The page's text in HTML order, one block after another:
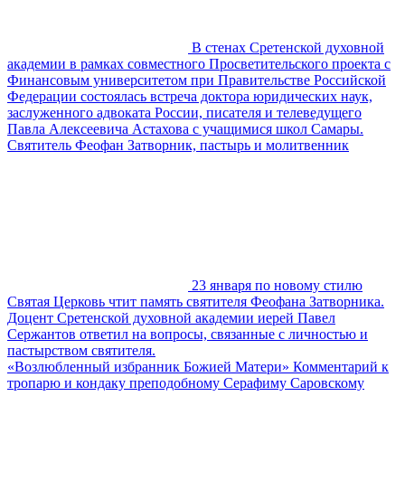
В стенах Сретенской духовной
академии в рамках совместного Просветительского проекта с
Финансовым университетом при Правительстве Российской
Федерации состоялась встреча доктора юридических наук,
заслуженного адвоката России, писателя и телеведущего
Павла Алексеевича Астахова с учащимися школ Самары.
Святитель Феофан Затворник, пастырь и молитвенник
23 января по новому стилю
Святая Церковь чтит память святителя Феофана Затворника.
Доцент Сретенской духовной академии иерей Павел
Сержантов ответил на вопросы, связанные с личностью и
пастырством святителя.
«Возлюбленный избранник Божией Матери» Комментарий к
тропарю и кондаку преподобному Серафиму Саровскому